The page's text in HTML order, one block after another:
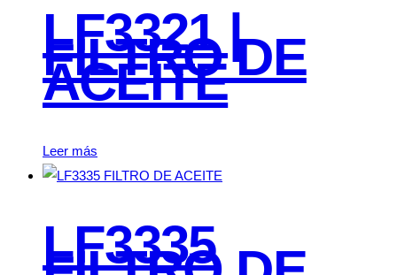
LF3321 |
FILTRO DE
ACEITE
Leer más
LF3335